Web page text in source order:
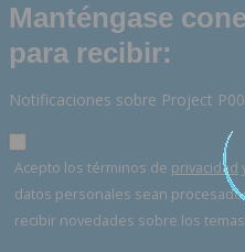
Manténgase
para recibir:
Notificaciones sobre Project
Acepto los términos de privacidad
datos personales sean
recibir novedades sobre los